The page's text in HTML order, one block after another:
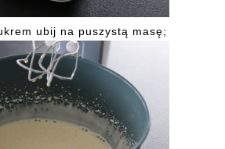
ubij na puszystą masę;